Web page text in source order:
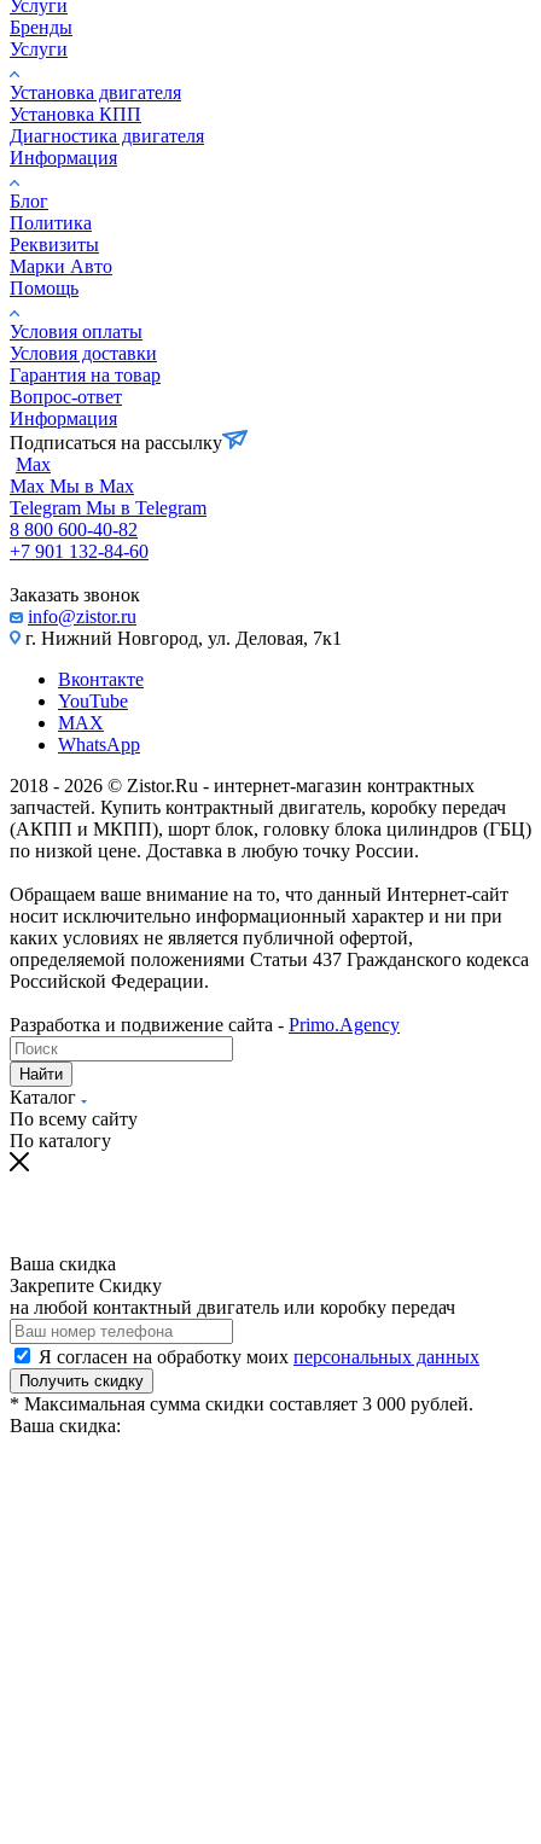
Услуги
Бренды
Услуги
Установка двигателя
Установка КПП
Диагностика двигателя
Информация
Блог
Политика
Реквизиты
Марки Авто
Помощь
Условия оплаты
Условия доставки
Гарантия на товар
Вопрос-ответ
Информация
Подписаться на рассылку
Max
Max Мы в Max
Telegram Мы в Telegram
8 800 600-40-82
+7 901 132-84-60
Заказать звонок
info@zistor.ru
г. Нижний Новгород, ул. Деловая, 7к1
Вконтакте
YouTube
MAX
WhatsApp
2018 - 2026 © Zistor.Ru - интернет-магазин контрактных
запчастей. Купить контрактный двигатель, коробку передач
(АКПП и МКПП), шорт блок, головку блока цилиндров (ГБЦ)
по низкой цене. Доставка в любую точку России.
Обращаем ваше внимание на то, что данный Интернет-сайт
носит исключительно информационный характер и ни при
каких условиях не является публичной офертой,
определяемой положениями Статьи 437 Гражданского кодекса
Российской Федерации.
Разработка и подвижение сайта - Primo.Agency
Найти
Каталог
По всему сайту
По каталогу
Ваша скидка
Закрепите Скидку
на любой контактный двигатель или коробку передач
Я согласен на обработку моих персональных данных
Получить скидку
* Максимальная сумма скидки составляет 3 000 рублей.
Ваша скидка: